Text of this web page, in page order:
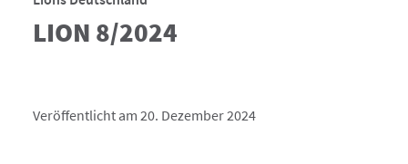
LION 8/2024
Veröffentlicht am 20. Dezember 2024